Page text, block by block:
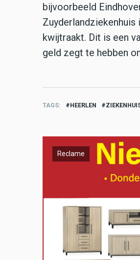
bijvoorbeeld
kwijtraakt. Dit is een
geld zegt te hebben
TAGS HEERLEN
Reclame